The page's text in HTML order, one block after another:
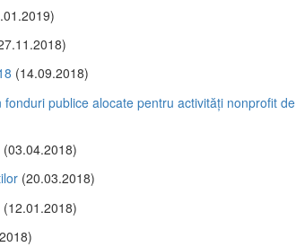
(14.09.2018)
publice alocate pentru activități nonprofit de
(03.04.2018)
(20.03.2018)
(12.01.2018)